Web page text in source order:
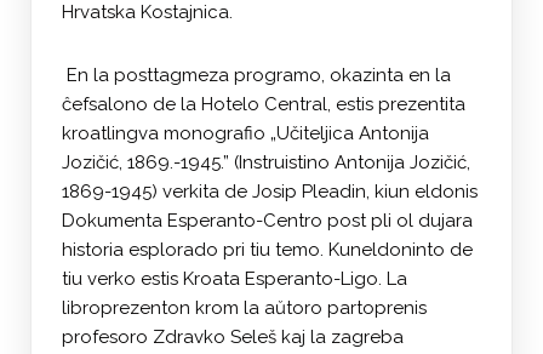
Hrvatska Kostajnica.
En la posttagmeza programo, okazinta en la
ĉefsalono de la Hotelo Central, estis prezentita
kroatlingva monografio „Učiteljica Antonija
Jozičić, 1869.-1945.” (Instruistino Antonija Jozičić,
1869-1945) verkita de Josip Pleadin, kiun eldonis
Dokumenta Esperanto-Centro post pli ol dujara
historia esplorado pri tiu temo. Kuneldoninto de
tiu verko estis Kroata Esperanto-Ligo. La
libroprezenton krom la aŭtoro partoprenis
profesoro Zdravko Seleš kaj la zagreba